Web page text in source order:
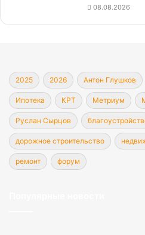
08.08.2026
2025 2026 Антон Глушков
Ипотека КРТ Метриум
Руслан Сырцов
дорожное строительство
ремонт форум